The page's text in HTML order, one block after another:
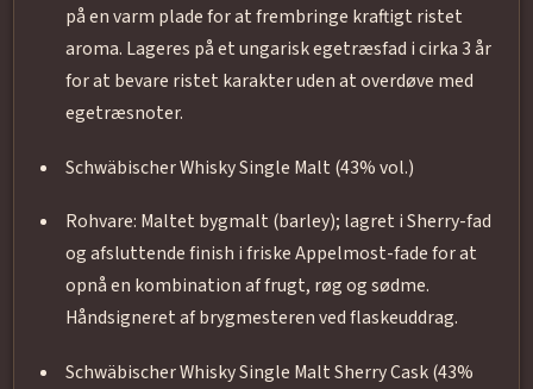
på en varm plade for at frembringe kraftigt ristet
aroma. Lageres på et ungarisk egetræsfad i cirka 3 år
for at bevare ristet karakter uden at overdøve med
egetræsnoter.
Schwäbischer Whisky Single Malt (43% vol.)
Rohvare: Maltet bygmalt (barley); lagret i Sherry-fad
og afsluttende finish i friske Appelmost-fade for at
opnå en kombination af frugt, røg og sødme.
Håndsigneret af brygmesteren ved flaskeuddrag.
Schwäbischer Whisky Single Malt Sherry Cask (43%